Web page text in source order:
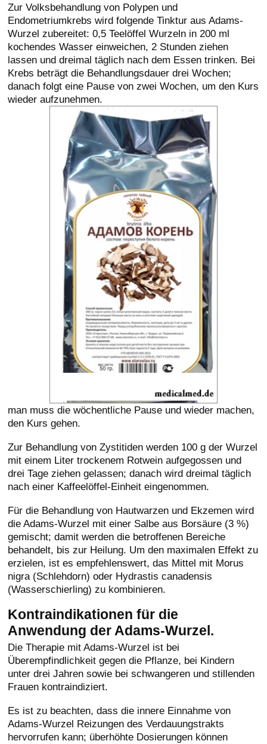
Zur Volksbehandlung von Polypen und
Endometriumkrebs wird folgende Tinktur aus Adams-
Wurzel zubereitet: 0,5 Teelöffel Wurzeln in 200 ml
kochendes Wasser einweichen, 2 Stunden ziehen
lassen und dreimal täglich nach dem Essen trinken. Bei
Krebs beträgt die Behandlungsdauer drei Wochen;
danach folgt eine Pause von zwei Wochen, um den Kurs
wieder aufzunehmen.
man muss die wöchentliche Pause und wieder machen,
den Kurs gehen.
Zur Behandlung von Zystitiden werden 100 g der Wurzel
mit einem Liter trockenem Rotwein aufgegossen und
drei Tage ziehen gelassen; danach wird dreimal täglich
nach einer Kaffeelöffel-Einheit eingenommen.
Für die Behandlung von Hautwarzen und Ekzemen wird
die Adams-Wurzel mit einer Salbe aus Borsäure (3 %)
gemischt; damit werden die betroffenen Bereiche
behandelt, bis zur Heilung. Um den maximalen Effekt zu
erzielen, ist es empfehlenswert, das Mittel mit Morus
nigra (Schlehdorn) oder Hydrastis canadensis
(Wasserschierling) zu kombinieren.
Kontraindikationen für die
Anwendung der Adams-Wurzel.
Die Therapie mit Adams-Wurzel ist bei
Überempfindlichkeit gegen die Pflanze, bei Kindern
unter drei Jahren sowie bei schwangeren und stillenden
Frauen kontraindiziert.
Es ist zu beachten, dass die innere Einnahme von
Adams-Wurzel Reizungen des Verdauungstrakts
hervorrufen kann; überhöhte Dosierungen können